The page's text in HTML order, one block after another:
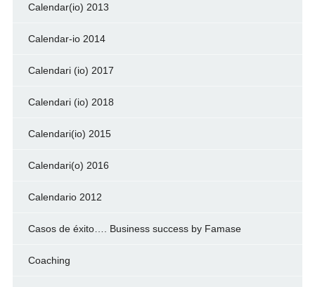
Calendar(io) 2013
Calendar-io 2014
Calendari (io) 2017
Calendari (io) 2018
Calendari(io) 2015
Calendari(o) 2016
Calendario 2012
Casos de éxito…. Business success by Famase
Coaching